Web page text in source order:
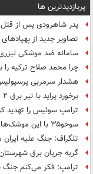
پربازدیدترین ها
پدر شاهرودی پس از
تصاویر جدید از
سامانه ضد موشکی
چرا محمد صلاح ترکیه را
هشدار سرمربی
برخورد پراید با تیر برق ۲ فوتی بر جای گذاشت
ترامپ سوئیس را تهدید
سوخو۳۵ با این موشک‌ها به ناوهای‌جنگی حمله می‌کند
تلگراف: جنگ علیه
گربه جریان برق
ترامپ: فکر می‌کنم جنگ